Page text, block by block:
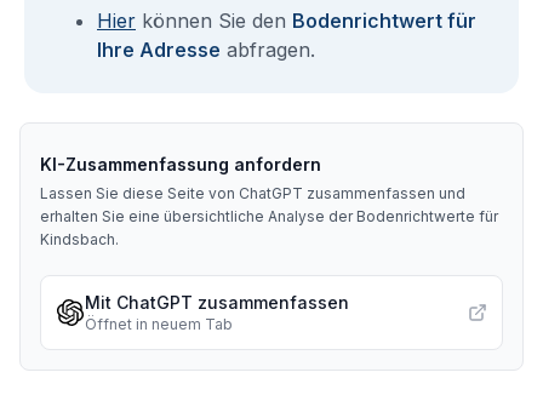
Hier können Sie den Bodenrichtwert für
Ihre Adresse abfragen.
KI-Zusammenfassung anfordern
Lassen Sie diese Seite von ChatGPT zusammenfassen und
erhalten Sie eine übersichtliche Analyse der Bodenrichtwerte für
Kindsbach.
Mit ChatGPT zusammenfassen
Öffnet in neuem Tab